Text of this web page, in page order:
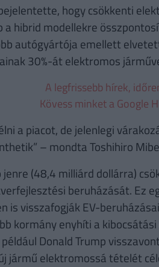
hogy csökkenti
hibrid modellekre
autógyártója emellett
30%-át elektromos
A legfrissebb hírek,
Kövess minket a Google
a piacot, de jelenlegi
– mondta Toshihiro
jenre (48,4 milliárd dollárra)
beruházását. Ez
is visszafogják EV-
kormány enyhíti a
Donald Trump
jármű elektromossá tételét